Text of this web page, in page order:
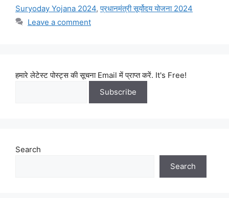
Suryoday Yojana 2024,प्रधानमंत्री सूर्योदय योजना 2024
Leave a comment
हमारे लेटेस्ट पोस्ट्स की सूचना Email में प्राप्त करें. It's Free!
Search
Search